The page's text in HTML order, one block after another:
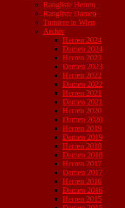
Rangliste Herren
Rangliste Damen
Turniere in Wien
Archiv
Herren 2024
Damen 2024
Herren 2023
Damen 2023
Herren 2022
Damen 2022
Herren 2021
Damen 2021
Herren 2020
Damen 2020
Herren 2019
Damen 2019
Herren 2018
Damen 2018
Herren 2017
Damen 2017
Herren 2016
Damen 2016
Herren 2015